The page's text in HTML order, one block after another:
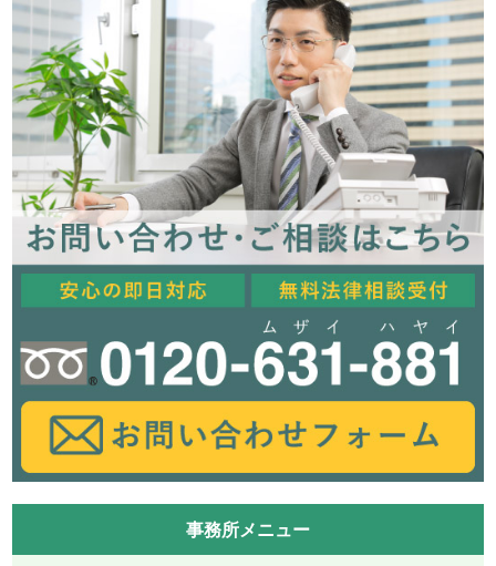
事務所メニュー